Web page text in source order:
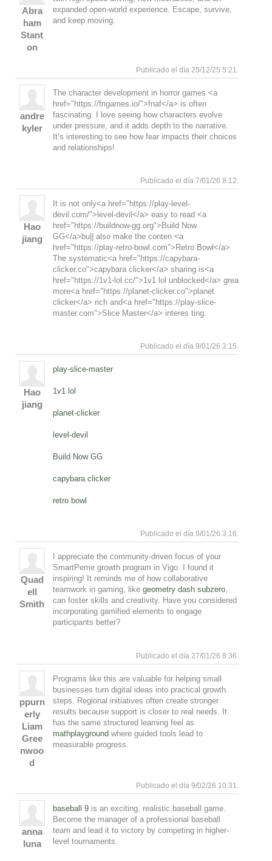
Abra
ham
Stant
on
expanded open-world experience. Escape, survive,
and keep moving.
Publicado el día 25/12/25 5:21.
andre
kyler
The character development in horror games <a
href="https://fngames.io/">fnaf</a> is often
fascinating. I love seeing how characters evolve
under pressure, and it adds depth to the narrative.
It’s interesting to see how fear impacts their choices
and relationships!
Publicado el día 7/01/26 8:12.
Hao
jiang
It is not only<a href="https://play-level-
devil.com/">level-devil</a> easy to read <a
href="https://buildnow-gg.org">Build Now
GG</a>bu|| also make the conten <a
href="https://play-retro-bowl.com">Retro Bowl</a>
The systematic<a href="https://capybara-
clicker.co">capybara clicker</a> sharing is<a
href="https://1v1-lol.cc/">1v1 lol unblocked</a> grea
more<a href="https://planet-clicker.co">planet
clicker</a> rich and<a href="https://play-slice-
master.com">Slice Master</a> interes ting.
Publicado el día 9/01/26 3:15.
Hao
jiang
play-slice-master
1v1 lol
planet-clicker
level-devil
Build Now GG
capybara clicker
retro bowl
Publicado el día 9/01/26 3:16.
Quad
ell
Smith
I appreciate the community-driven focus of your
SmartPeme growth program in Vigo. I found it
inspiring! It reminds me of how collaborative
teamwork in gaming, like geometry dash subzero,
can foster skills and creativity. Have you considered
incorporating gamified elements to engage
participants better?
Publicado el día 27/01/26 8:36.
ppurn
erly
Liam
Gree
nwoo
d
Programs like this are valuable for helping small
businesses turn digital ideas into practical growth
steps. Regional initiatives often create stronger
results because support is closer to real needs. It
has the same structured learning feel as
mathplaygroundwhere guided tools lead to
measurable progress.
Publicado el día 9/02/26 10:31.
anna
luna
baseball 9is an exciting, realistic baseball game.
Become the manager of a professional baseball
team and lead it to victory by competing in higher-
level tournaments.